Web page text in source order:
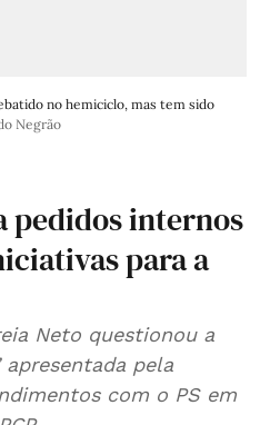
no hemiciclo, mas tem sido
Negrão
pedidos internos
para a
Neto questionou a
pela
com o PS em